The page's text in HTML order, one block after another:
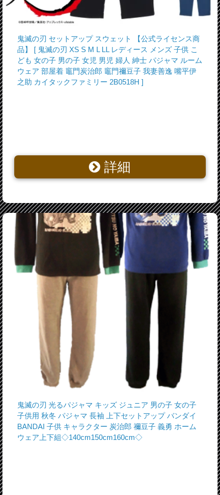
鬼滅の刃 セットアップ スウェット 【公式ライセンス商
品】 [ 鬼滅の刃 XS S M L LL レディース メンズ 子供 こ
ども 女の子 男の子 女児 男児 婦人 紳士 パジャマ ルーム
ウェア 部屋着 竈門炭治郎 竈門禰豆子 我妻善逸 嘴平伊
之助 カイタックファミリー 2B0518H ]
詳細
鬼滅の刃 光るパジャマ キッズ ジュニア 男の子 女の子
子供用 秋冬 パジャマ 長袖 上下セットアップ バンダイ
BANDAI 子供 キャラクター 炭治郎 禰豆子 義勇 ホーム
ウェア上下組◇140cm150cm160cm◇